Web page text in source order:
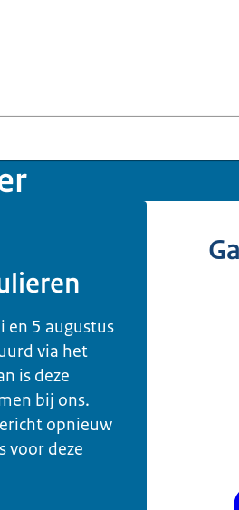
en 5 augustus
via het
is deze
bij ons.
opnieuw
voor deze